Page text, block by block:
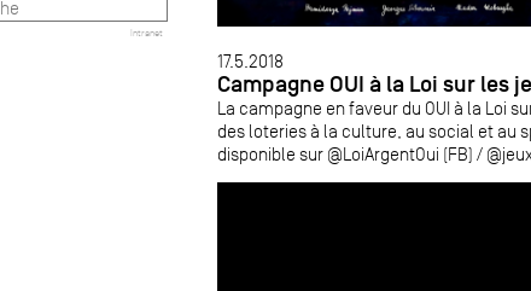
Intranet
17.5.2018
Campagne OUI à la Loi sur les
La campagne en faveur du OUI à la Loi
des loteries à la culture, au social et au
disponible sur @LoiArgentOui (FB) /